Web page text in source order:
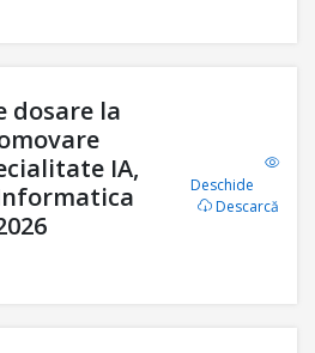
dosare la
IA,
Deschide
Descarcă